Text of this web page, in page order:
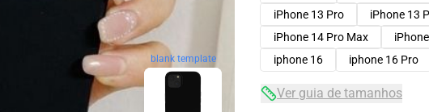
blank template
iPhone 13 Pro
iPhone 13
iPhone 14 Pro Max
iphone 16
iphone 16 Pro
Ver guia de tamanhos